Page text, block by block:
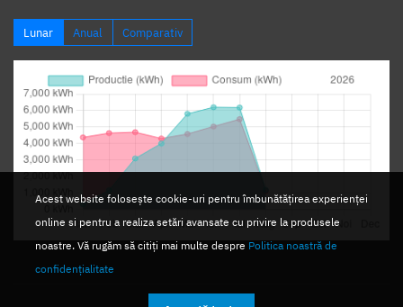
Acest website folosește cookie-uri pentru îmbunătățirea experienței
online si pentru a realiza setări avansate cu privire la produsele
noastre. Vă rugăm să citiți mai multe despre Politica noastră de
confidențialitate
Lunar Anual Comparativ